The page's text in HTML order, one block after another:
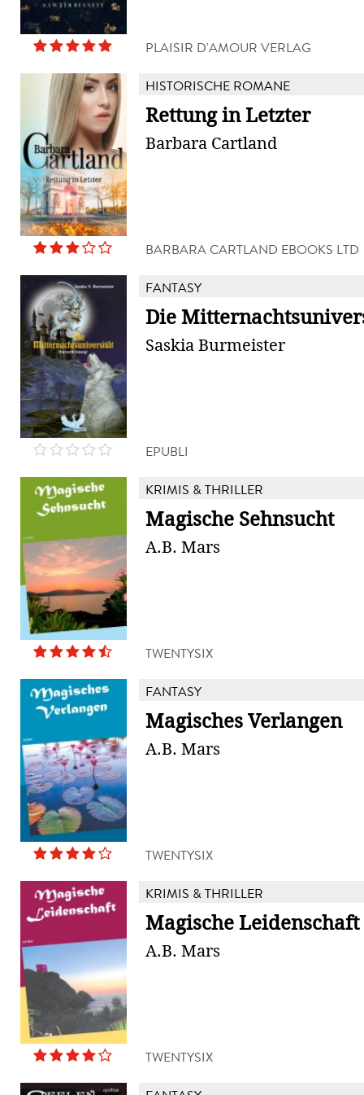
PLAISIR D'AMOUR VERLAG
HISTORISCHE ROMANE
Rettung in Letzter
Barbara Cartland
BARBARA CARTLAND EBOOKS LTD
FANTASY
Die
Saskia Burmeister
EPUBLI
KRIMIS & THRILLER
Magische Sehnsucht
A.B. Mars
TWENTYSIX
FANTASY
Magisches Verlangen
A.B. Mars
TWENTYSIX
KRIMIS & THRILLER
Magische Leidenschaft
A.B. Mars
TWENTYSIX